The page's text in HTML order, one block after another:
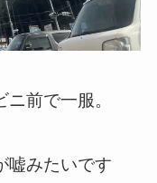
前で一服。
嘘みたいです